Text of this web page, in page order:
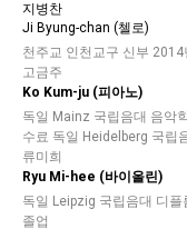
지병찬
Ji Byung-chan (첼로)
천주교 인천교구 신부
고금주
Ko Kum-ju (피아노)
독일 Mainz 국립음대 음악
수료 독일 Heidelberg 국립
류미희
Ryu Mi-hee (바이올린)
독일 Leipzig 국립음대 디
졸업